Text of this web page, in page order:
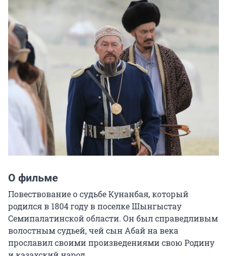
О фильме
Повествование о судьбе Кунанбая, который
родился в 1804 году в поселке Шынгыстау
Семипалатинской области. Он был справедливым
волостным судьей, чей сын Абай на века
прославил своими произведениями свою Родину